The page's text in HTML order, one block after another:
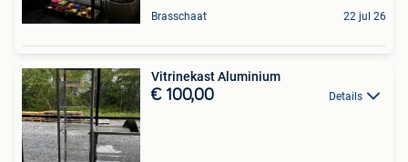
Brasschaat 22 jul 26
Vitrinekast Aluminium
€ 100,00 Details